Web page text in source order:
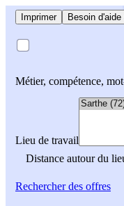
Imprimer Besoin
Métier, compétence,
Lieu de travail
Distance autour du
Rechercherdes offres